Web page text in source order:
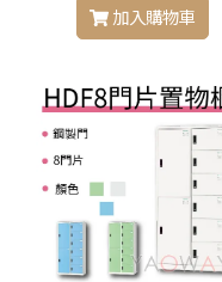
加入購物車